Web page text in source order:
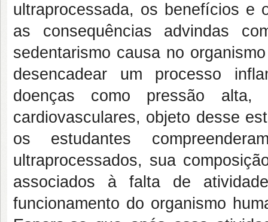
ultraprocessada, os benefícios e
as consequências advindas
sedentarismo causa no
desencadear um processo
doenças como pressão
cardiovasculares, objeto desse
os estudantes
ultraprocessados, sua
associados à falta de
funcionamento do organismo